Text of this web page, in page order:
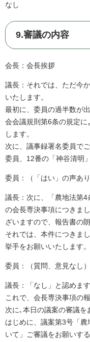
なし
9.審議の内容
会長：会長挨拶
議長：それでは、ただ今
いたします。
最初に、委員の過半数が
会会議規則第6条の規定
します。
次に、議事録署名委員で
委員、12番の「神谷清明
委員：（「はい」の声あり
議長：次に、「農地法第
の会長専決事項につきま
ざいますので、報告書の
それでは、本件につきま
挙手をお願いいたします。
委員：（質問、意見なし）
議長：「なし」と認めます
これで、会長専決事項の
次に､本日の議案の審議を
はじめに、議案第3号「
いて」ご審議をお願いす